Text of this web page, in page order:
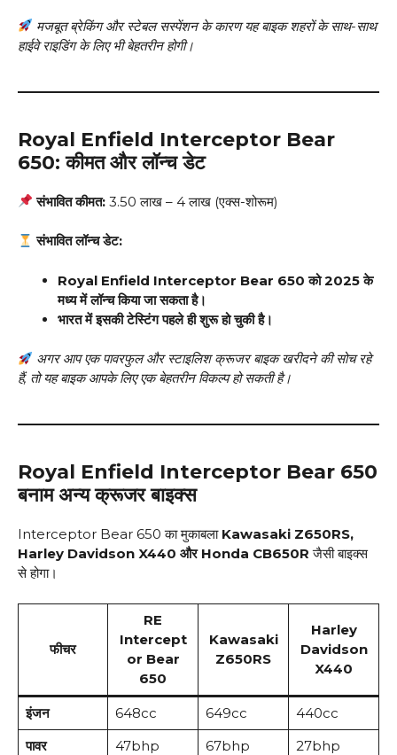
मजबूत ब्रेकिंग और स्टेबल सस्पेंशन के कारण यह बाइक शहरों के साथ-साथ
हाईवे राइडिंग के लिए भी बेहतरीन होगी।
Royal Enfield Interceptor Bear
650: कीमत और लॉन्च डेट
संभावित कीमत: ₹3.50 लाख – ₹4 लाख (एक्स-शोरूम)
संभावित लॉन्च डेट:
Royal Enfield Interceptor Bear 650 को 2025 के
मध्य में लॉन्च किया जा सकता है।
भारत में इसकी टेस्टिंग पहले ही शुरू हो चुकी है।
अगर आप एक पावरफुल और स्टाइलिश क्रूजर बाइक खरीदने की सोच रहे
हैं, तो यह बाइक आपके लिए एक बेहतरीन विकल्प हो सकती है।
Royal Enfield Interceptor Bear 650
बनाम अन्य क्रूजर बाइक्स
Interceptor Bear 650 का मुकाबला Kawasaki Z650RS,
Harley Davidson X440 और Honda CB650R जैसी बाइक्स
से होगा।
फीचर
RE
Intercept
or Bear
650
Kawasaki
Z650RS
Harley
Davidson
X440
इंजन 648cc 649cc
440cc
पावर
47bhp 67bhp 27bhp